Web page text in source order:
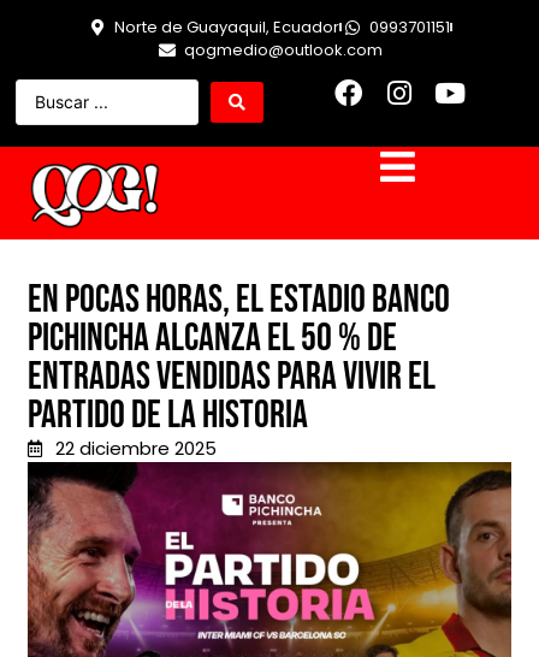
Norte de Guayaquil, Ecuador
0993701151
qogmedio@outlook.com
En pocas horas, el Estadio Banco
Pichincha alcanza el 50 % de
entradas vendidas para vivir El
Partido de la Historia
22 diciembre 2025